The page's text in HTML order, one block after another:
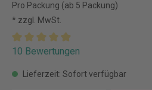
Pro Packung (ab 5 Packung)
* zzgl. MwSt.
10 Bewertungen
Lieferzeit: Sofort verfügbar